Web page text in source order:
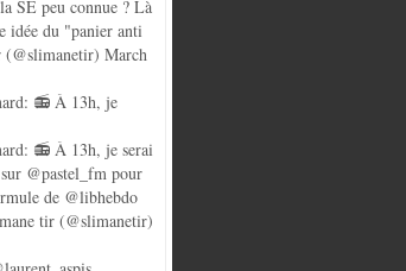
SE peu connue ? Là
idée du "panier anti
March
📻 À 13h, je
📻 À 13h, je serai
@pastel_fm pour
de @libhebdo
tir (@slimanetir)